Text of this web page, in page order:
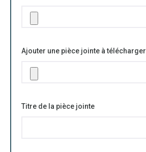
Ajouter une pièce jointe à télécharger
Titre de la pièce jointe